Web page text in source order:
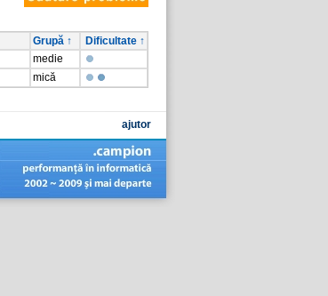
Grupă ↑
Dificultate ↑
medie
mică
ajutor